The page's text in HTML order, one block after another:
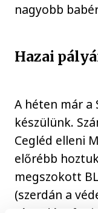
nagyobb
Hazai
A héten már a
készülünk.
Cegléd elleni
előrébb
megszokott
(szerdán a